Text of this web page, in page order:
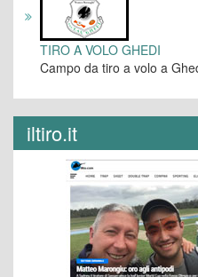
TIRO A VOLO GHEDI
Campo da tiro a volo a
iltiro.it